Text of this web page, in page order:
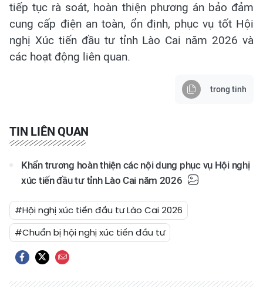
tiếp tục rà soát, hoàn thiện phương án bảo đảm
cung cấp điện an toàn, ổn định, phục vụ tốt Hội
nghị Xúc tiến đầu tư tỉnh Lào Cai năm 2026 và
các hoạt động liên quan.
trong tinh
TIN LIÊN QUAN
Khẩn trương hoàn thiện các nội dung phục vụ Hội nghị
xúc tiến đầu tư tỉnh Lào Cai năm 2026
#Hội nghị xúc tiến đầu tư Lào Cai 2026
#Chuẩn bị hội nghị xúc tiến đầu tư